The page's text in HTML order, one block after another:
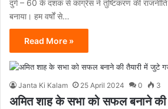
दुर्ग – 60 के दशक से कांग्रेस ने तुष्टिकरण की
बनाया। हम वर्षों से…
Read More »
Janta Ki Kalam 25 April 2024 0 3
अमित शाह के सभा को सफल बनाने की